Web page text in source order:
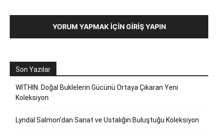
YORUM YAPMAK İÇIN GIRIŞ YAPIN
Son Yazılar
WITHIN: Doğal Buklelerin Gücünü Ortaya Çıkaran Yeni
Koleksiyon
Lyndal Salmon’dan Sanat ve Ustalığın Buluştuğu Koleksiyon